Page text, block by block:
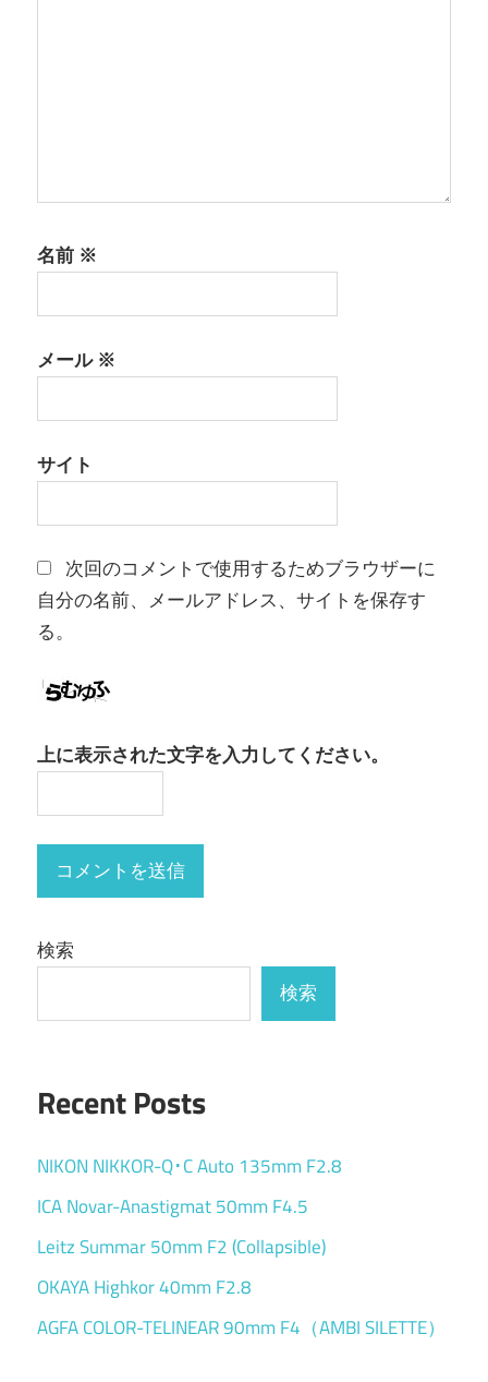
名前 ※
メール※
サイト
次回のコメントで使用するためブラウザーに
自分の名前、メールアドレス、サイトを保存す
る。
上に表示された文字を入力してください。
検索
検索
Recent Posts
NIKON NIKKOR-Q･C Auto 135mm F2.8
ICA Novar-Anastigmat 50mm F4.5
Leitz Summar 50mm F2 (Collapsible)
OKAYA Highkor 40mm F2.8
AGFA COLOR-TELINEAR 90mm F4（AMBI SILETTE）